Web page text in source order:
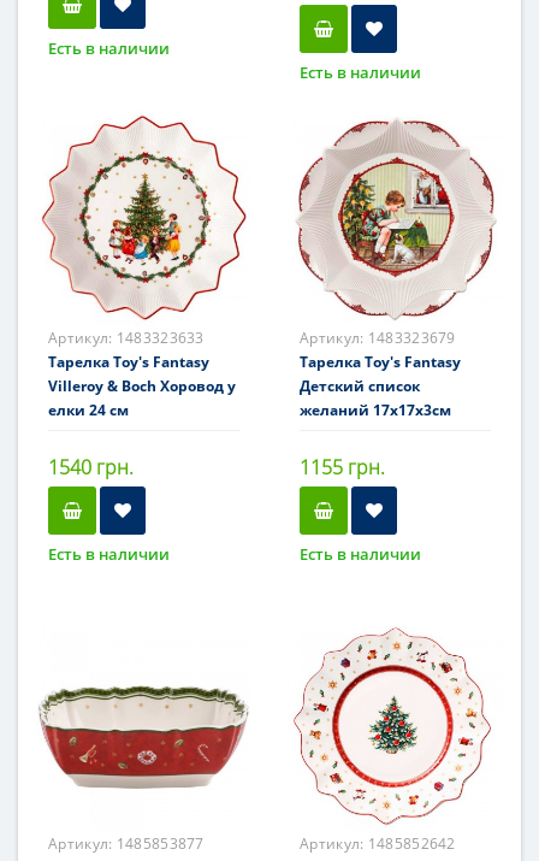
Есть в наличии
Есть в наличии
Артикул: 1483323633
Тарелка Toy's Fantasy
Villeroy & Boch Хоровод у
елки 24 см
1540 грн.
Есть в наличии
Артикул: 1483323679
Тарелка Toy's Fantasy
Детский список
желаний 17x17x3см
1155 грн.
Есть в наличии
Артикул: 1485853877
Артикул: 1485852642